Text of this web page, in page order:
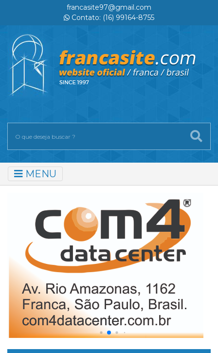
francasite97@gmail.com
Contato: (16) 99164-8755
MENU